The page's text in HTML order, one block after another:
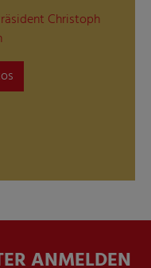
Christoph
ANMELDEN